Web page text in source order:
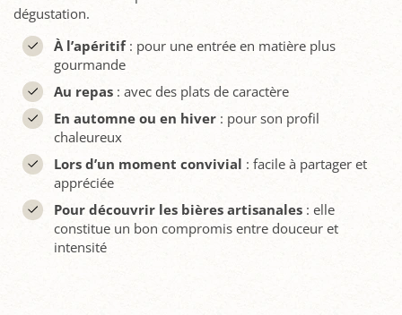
dégustation.
À l’apéritif: pour une entrée en matière plus
gourmande
Au repas: avec des plats de caractère
En automne ou en hiver: pour son profil
chaleureux
Lors d’un moment convivial : facile à partager et
appréciée
Pour découvrir les bières artisanales: elle
constitue un bon compromis entre douceur et
intensité